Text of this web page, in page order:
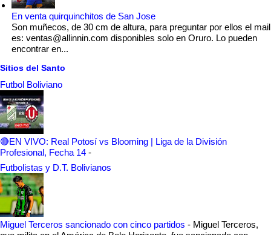
En venta quirquinchitos de San Jose
Son muñecos, de 30 cm de altura, para preguntar por ellos el mail
es: ventas@allinnin.com disponibles solo en Oruro. Lo pueden
encontrar en...
Sitios del Santo
Futbol Boliviano
🔴EN VIVO: Real Potosí vs Blooming | Liga de la División
Profesional, Fecha 14 -
Futbolistas y D.T. Bolivianos
Miguel Terceros sancionado con cinco partidos - Miguel Terceros,